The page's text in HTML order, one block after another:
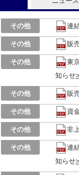
連
販
東
知らせ
販
資
非
連
知らせ